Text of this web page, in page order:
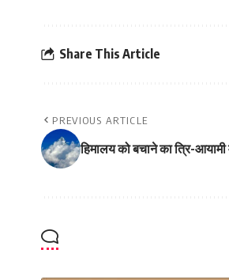
Share This Article
PREVIOUS ARTICLE
हिमालय को बचाने का त्रि-